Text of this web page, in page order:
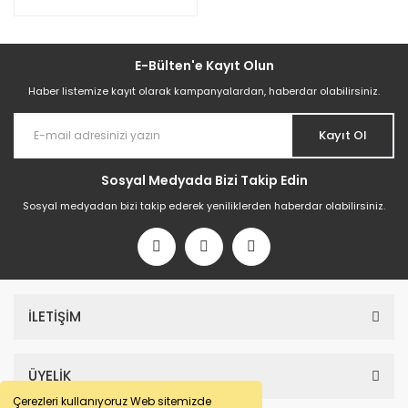
Çerezleri kullanıyoruz Web sitemizde
E-Bülten'e Kayıt Olun
Haber listemize kayıt olarak kampanyalardan, haberdar olabilirsiniz.
Kayıt Ol
Sosyal Medyada Bizi Takip Edin
Sosyal medyadan bizi takip ederek yeniliklerden haberdar olabilirsiniz.
İLETİŞİM
ÜYELİK